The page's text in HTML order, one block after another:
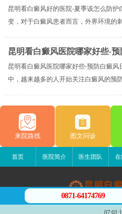
昆明看白癜风好的医院-夏季该怎么防
变，对于白癜风患者而言，外界环境的刺
昆明看白癜风医院哪家好些-
昆明看白癜风医院哪家好些-预防白癜
中，越来越多的人开始关注白癜风的预防
来院路线 图文问诊
首页 医院简介 医生团队 在
昆明白癜
0871-64174769